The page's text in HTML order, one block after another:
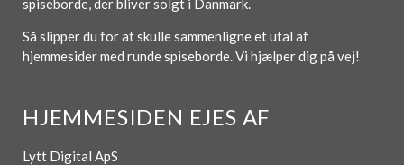
spiseborde, der bliver solgt i Danmark.
Så slipper du for at skulle sammenligne et utal af
hjemmesider med runde spiseborde. Vi hjælper dig på vej!
HJEMMESIDEN EJES AF
Lytt Digital ApS